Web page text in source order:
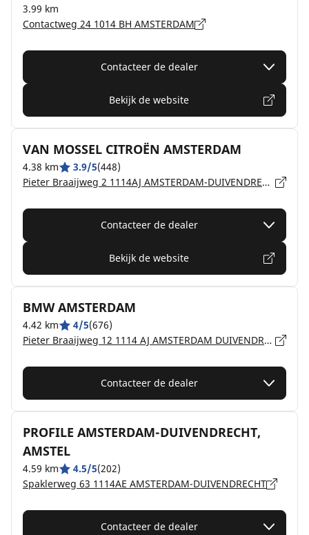
3.99 km
Contactweg 24 1014 BH AMSTERDAM
Contacteer de dealer
Bekijk de website
VAN MOSSEL CITROËN AMSTERDAM
4.38 km 3.9/5(448)
Pieter Braaijweg 2 1114AJ AMSTERDAM-DUIVENDRECHT
Contacteer de dealer
Bekijk de website
BMW AMSTERDAM
4.42 km 4/5(676)
Pieter Braaijweg 12 1114 AJ AMSTERDAM DUIVENDRECHT
Contacteer de dealer
PROFILE AMSTERDAM-DUIVENDRECHT,
AMSTEL
4.59 km 4.5/5(202)
Spaklerweg 63 1114AE AMSTERDAM-DUIVENDRECHT
Contacteer de dealer